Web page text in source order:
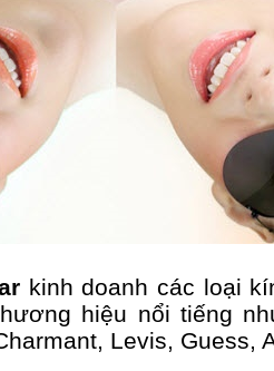
kinh doanh các loại
hiệu nổi tiếng
Levis, Guess,